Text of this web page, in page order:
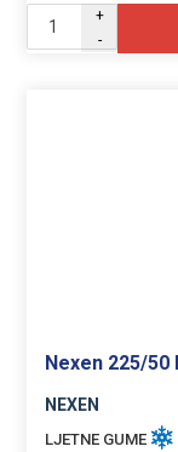
+
-
Nexen 225/50
NEXEN
LJETNE GUME